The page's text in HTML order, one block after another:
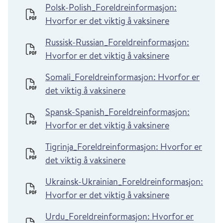
Polsk-Polish_Foreldreinformasjon:
Hvorfor er det viktig å vaksinere
Russisk-Russian_Foreldreinformasjon:
Hvorfor er det viktig å vaksinere
Somali_Foreldreinformasjon: Hvorfor er
det viktig å vaksinere
Spansk-Spanish_Foreldreinformasjon:
Hvorfor er det viktig å vaksinere
Tigrinja_Foreldreinformasjon: Hvorfor er
det viktig å vaksinere
Ukrainsk-Ukrainian_Foreldreinformasjon:
Hvorfor er det viktig å vaksinere
Urdu_Foreldreinformasjon: Hvorfor er